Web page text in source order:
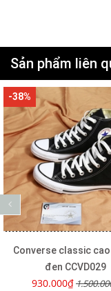
Sản phẩm liên
-38%
Converse classic
đen CCVD029
930.000₫